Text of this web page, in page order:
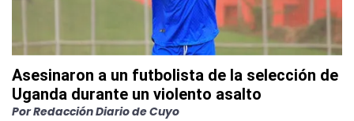
Asesinaron a un futbolista de la selección de
Uganda durante un violento asalto
PorRedacción Diario de Cuyo